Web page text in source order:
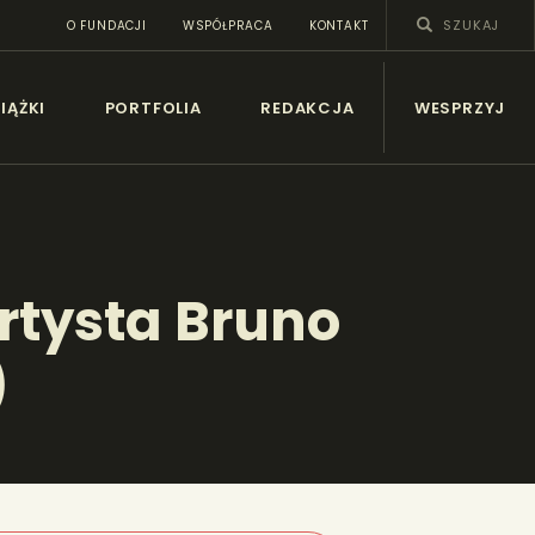
O FUNDACJI WSPÓŁPRACA KONTAKT
PORTFOLIA REDAKCJA WESPRZYJ
Bruno